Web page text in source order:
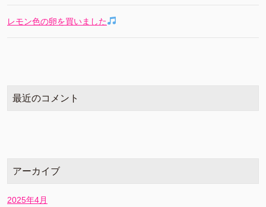
レモン色の卵を買いました
最近のコメント
アーカイブ
2025年4月